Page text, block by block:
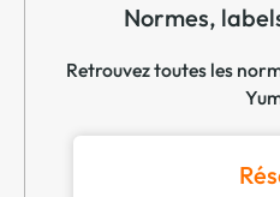
Normes,
Retrouvez toutes les